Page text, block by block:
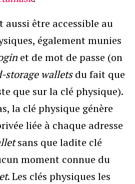
aussi être accessible au
également munies
et de mot de passe (on
storage walletsdu fait que
que sur la clé physique).
la clé physique génère
liée à chaque adresse
sans que ladite clé
moment connue du
. Les clés physiques les